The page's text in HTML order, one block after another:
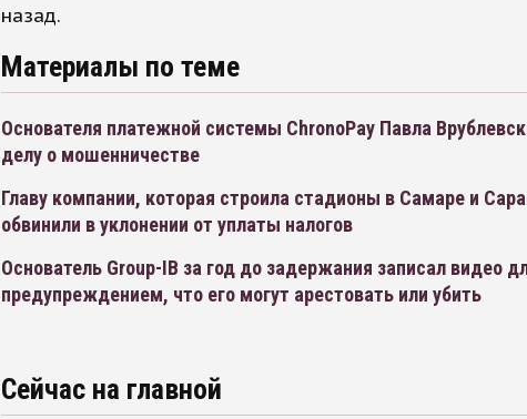
назад.
Материалы по теме
Основателя платежной системы ChronoPay Павла
делу о мошенничестве
Главу компании, которая строила стадионы в Самаре и
обвинили в уклонении от уплаты налогов
Основатель Group-IB за год до задержания записал видео
предупреждением, что его могут арестовать или убить
Сейчас на главной